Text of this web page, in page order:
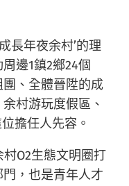
長年夜余村’的理
邊1鎮2鄉24個
、全體晉陞的成
村游玩度假區、
擔任人先容。
O2生態文明圈打
，也是青年人才